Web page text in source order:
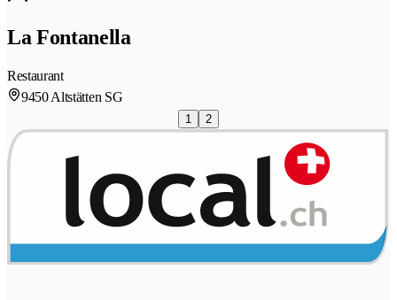
La Fontanella
Restaurant
9450 Altstätten SG
1 2